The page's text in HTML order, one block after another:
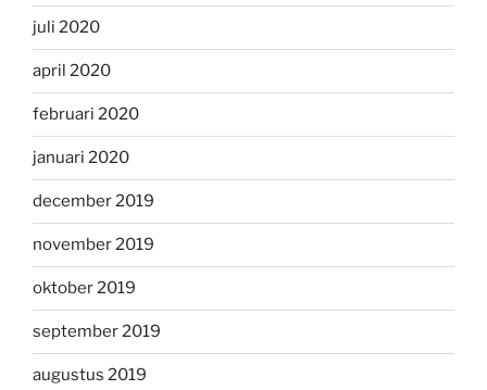
juli 2020
april 2020
februari 2020
januari 2020
december 2019
november 2019
oktober 2019
september 2019
augustus 2019